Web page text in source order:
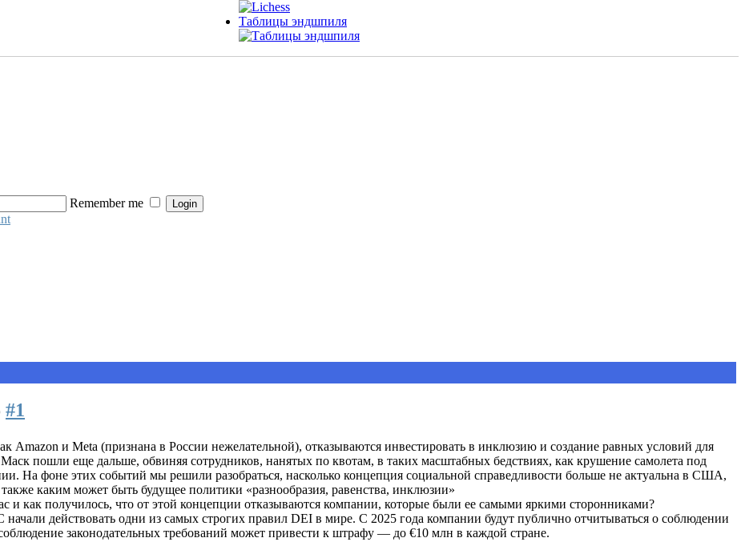
Таблицы эндшпиля
Remember me
#1
Amazon и Meta (признана в России нежелательной), отказываются инвестировать в инклюзию и создание равных условий для
пошли еще дальше, обвиняя сотрудников, нанятых по квотам, в таких масштабных бедствиях, как крушение самолета под
На фоне этих событий мы решили разобраться, насколько концепция социальной справедливости больше не актуальна в США,
каким может быть будущее политики «разнообразия, равенства, инклюзии»
и как получилось, что от этой концепции отказываются компании, которые были ее самыми яркими сторонниками?
действовать одни из самых строгих правил DEI в мире. С 2025 года компании будут публично отчитываться о соблюдении
законодательных требований может привести к штрафу — до €10 млн в каждой стране.